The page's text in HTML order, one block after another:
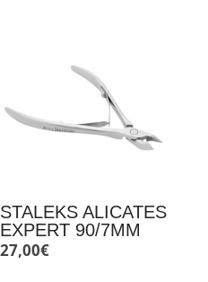
STALEKS ALICATES
EXPERT 90/7MM
27,00€